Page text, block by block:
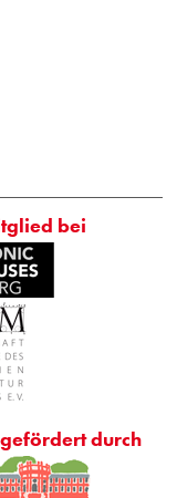
bei
durch